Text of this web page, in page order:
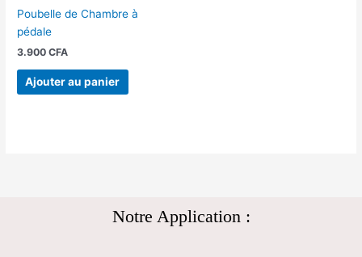
Poubelle de Chambre à
pédale
3.900CFA
Ajouter au panier
Notre Application :